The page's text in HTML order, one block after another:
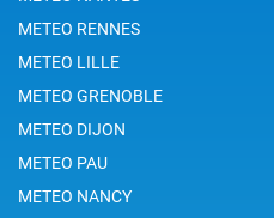
METEO RENNES
METEO LILLE
METEO GRENOBLE
METEO DIJON
METEO PAU
METEO NANCY